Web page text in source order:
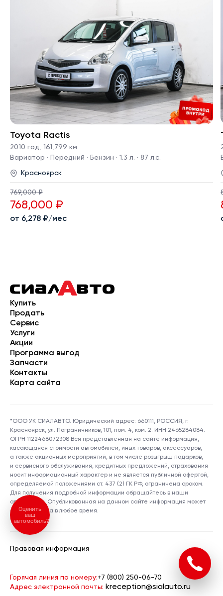
Toyota Ractis
2010 год, 161,799 км
Вариатор · Передний · Бензин · 1.3 л. · 87 л.с.
Красноярск
769,000 ₽
768,000 ₽
от 6,278 ₽/мес
Купить
Продать
Сервис
Услуги
Акции
Программа выгод
Запчасти
Контакты
Карта сайта
*ООО УК СИАЛАВТО. Юридический адрес: 660111, РОССИЯ, г.
Красноярск, ул. Пограничников, 101, пом. 4, ком. 2. ИНН 2465284084.
ОГРН 1122468072308 Вся представленная на сайте информация,
касающаяся стоимости автомобилей, иных товаров, аксессуаров,
а также акционных мероприятий, в том числе розыгрыш подарков,
и сервисного обслуживания, кредитных предложений, страхования
носит информационный характер и не является публичной офертой,
определяемой положениями ст. 437 (2) ГК РФ, ограничена сроком.
Для получения подробной информации обращайтесь в наши
автосалоны. Опубликованная на данном сайте информация может
быть изменена в любое время.
Правовая информация
Горячая линия по номеру:+7 (800) 250-06-70
Адрес электронной почты: kreception@sialauto.ru
Оценить
ваш
автомобиль?